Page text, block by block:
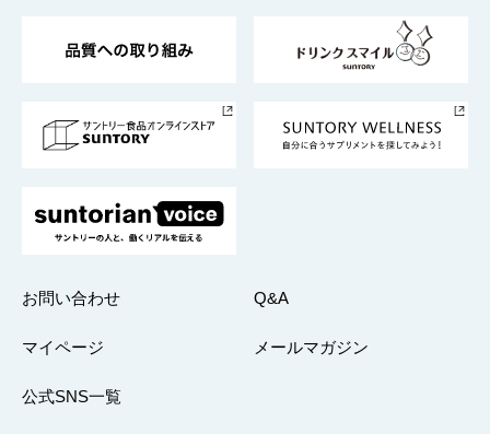
採用情報
お問い合わせ Q&A
マイページ メールマガジン
公式SNS一覧